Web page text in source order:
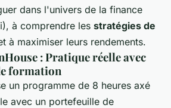
dans l'univers de la finance
à comprendre les stratégies de
à maximiser leurs rendements.
: Pratique réelle avec
formation
un programme de 8 heures axé
avec un portefeuille de